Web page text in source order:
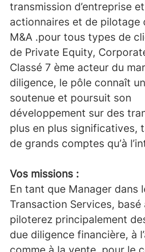
transmission d’entreprise
actionnaires et de pilotage
M&A .pour tous types de
de Private Equity,
Classé 7 ème acteur du
diligence, le pôle connaît
soutenue et poursuit son
développement sur des
plus en plus significatives,
de grands comptes qu’à
Vos missions :
En tant que Manager dans
Transaction Services, basé
piloterez principalement
due diligence financière, à